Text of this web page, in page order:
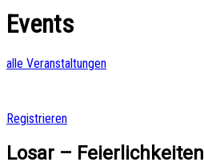
Events
alle Veranstaltungen
Registrieren
Losar – Feierlichkeiten